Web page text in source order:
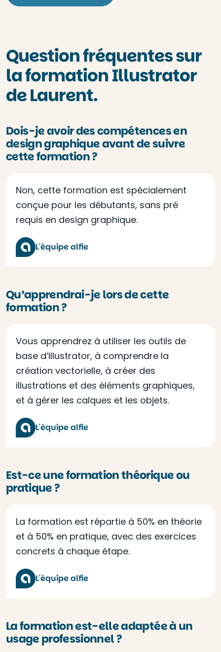
Question fréquentes sur
la formation Illustrator
de Laurent.
Dois-je avoir des compétences en
design graphique avant de suivre
cette formation ?
Non, cette formation est spécialement
conçue pour les débutants, sans pré
requis en design graphique.
L'équipe alfie
Qu’apprendrai-je lors de cette
formation ?
Vous apprendrez à utiliser les outils de
base d’Illustrator, à comprendre la
création vectorielle, à créer des
illustrations et des éléments graphiques,
et à gérer les calques et les objets.
L'équipe alfie
Est-ce une formation théorique ou
pratique ?
La formation est répartie à 50% en théorie
et à 50% en pratique, avec des exercices
concrets à chaque étape.
L'équipe alfie
La formation est-elle adaptée à un
usage professionnel ?